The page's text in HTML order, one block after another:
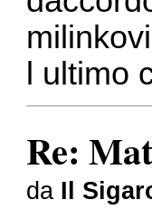
l ultimo
Re:
da Il